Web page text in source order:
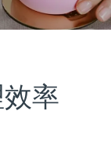
率
送達日期8/10/26